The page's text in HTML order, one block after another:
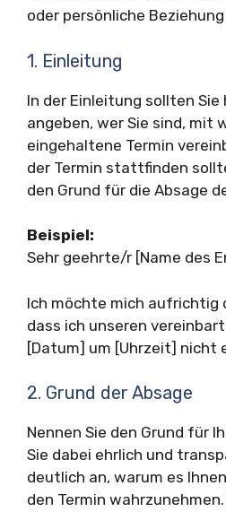
oder persönliche
1. Einleitung
In der Einleitung sollten Sie
angeben, wer Sie sind, mit
eingehaltene Termin
der Termin stattfinden
den Grund für die Absage
Beispiel:
Sehr geehrte/r [Name des
Ich möchte mich aufrichtig
dass ich unseren
[Datum] um [Uhrzeit] nicht
2. Grund der Absage
Nennen Sie den Grund für
Sie dabei ehrlich und
deutlich an, warum es
den Termin